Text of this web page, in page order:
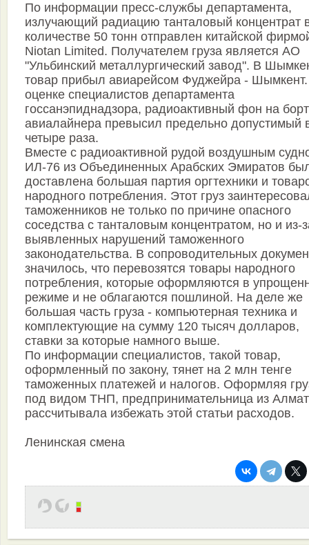
По информации пресс-службы департамента,
излучающий радиацию танталовый концентрат
количестве 50 тонн отправлен китайской
Niotan Limited. Получателем груза является АО
"Ульбинский металлургический завод". В
товар прибыл авиарейсом Фуджейра -
оценке специалистов департамента
госсанэпиднадзора, радиоактивный фон на
авиалайнера превысил предельно допустимый
четыре раза.
Вместе с радиоактивной рудой воздушным
ИЛ-76 из Объединенных Арабских Эмиратов
доставлена большая партия оргтехники и
народного потребления. Этот груз
таможенников не только по причине опасного
соседства с танталовым концентратом, но и из-
выявленных нарушений таможенного
законодательства. В сопроводительных
значилось, что перевозятся товары народного
потребления, которые оформляются в
режиме и не облагаются пошлиной. На деле же
большая часть груза - компьютерная техника и
комплектующие на сумму 120 тысяч долларов,
ставки за которые намного выше.
По информации специалистов, такой товар,
оформленный по закону, тянет на 2 млн тенге
таможенных платежей и налогов. Оформляя
под видом ТНП, предпринимательница из
рассчитывала избежать этой статьи расходов.
Ленинская смена